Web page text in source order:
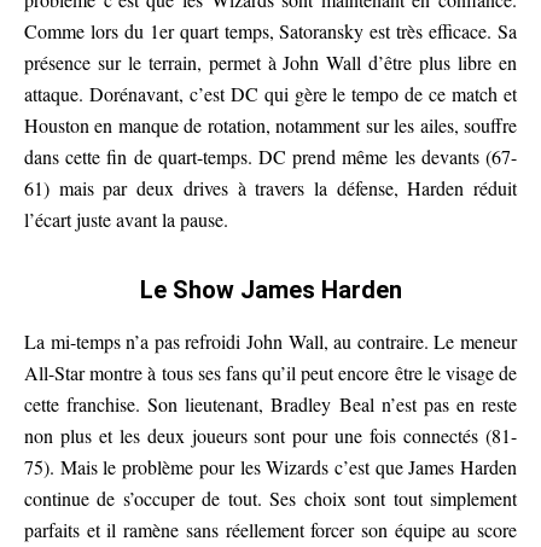
Comme lors du 1er quart temps, Satoransky est très efficace. Sa
présence sur le terrain, permet à John Wall d’être plus libre en
attaque. Dorénavant, c’est DC qui gère le tempo de ce match et
Houston en manque de rotation, notamment sur les ailes, souffre
dans cette fin de quart-temps. DC prend même les devants (67-
61) mais par deux drives à travers la défense, Harden réduit
l’écart juste avant la pause.
Le Show James Harden
La mi-temps n’a pas refroidi John Wall, au contraire. Le meneur
All-Star montre à tous ses fans qu’il peut encore être le visage de
cette franchise. Son lieutenant, Bradley Beal n’est pas en reste
non plus et les deux joueurs sont pour une fois connectés (81-
75). Mais le problème pour les Wizards c’est que James Harden
continue de s’occuper de tout. Ses choix sont tout simplement
parfaits et il ramène sans réellement forcer son équipe au score